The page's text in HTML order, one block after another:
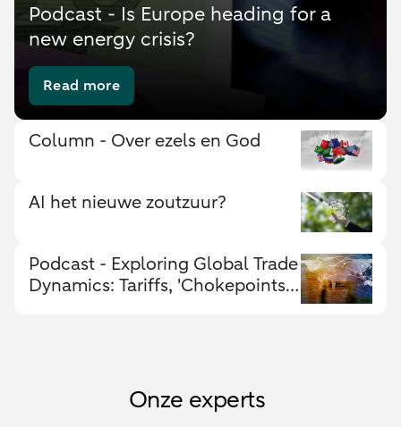
Podcast - Is Europe heading for a
new energy crisis?
Read more
Column - Over ezels en God
AI het nieuwe zoutzuur?
Podcast - Exploring Global Trade
Dynamics: Tariffs, 'Chokepoints,'
Onze experts